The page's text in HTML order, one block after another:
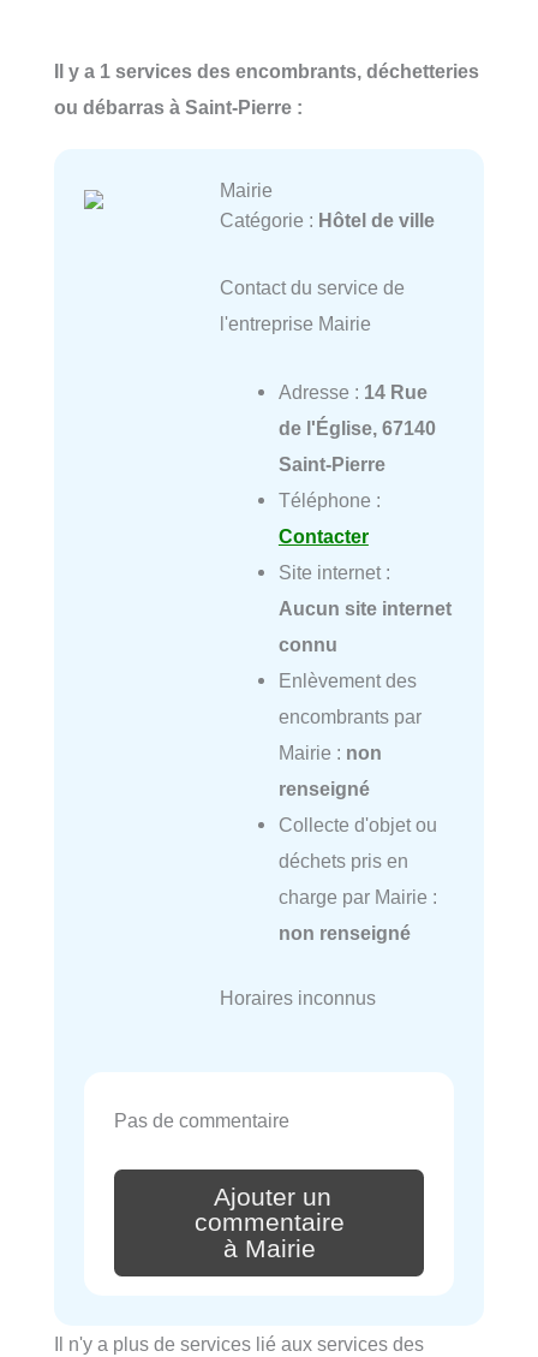
Il y a 1 services des encombrants, déchetteries
ou débarras à Saint-Pierre :
Mairie
Catégorie : Hôtel de ville
Contact du service de
l'entreprise Mairie
Adresse : 14 Rue
de l'Église, 67140
Saint-Pierre
Téléphone :
Contacter
Site internet :
Aucun site internet
connu
Enlèvement des
encombrants par
Mairie : non
renseigné
Collecte d'objet ou
déchets pris en
charge par Mairie :
non renseigné
Horaires inconnus
Pas de commentaire
Ajouter un
commentaire
à Mairie
Il n'y a plus de services lié aux services des